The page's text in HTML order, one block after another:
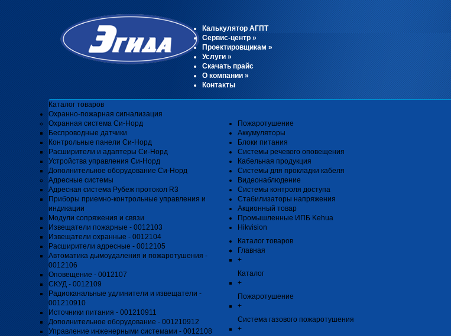
Калькулятор АГПТ
Сервис-центр»
Проектировщикам »
Услуги»
Скачать прайс
О компании»
Контакты
Каталог товаров
Охранно-пожарная сигнализация
Охранная система Си-Норд
Беспроводные датчики
Контрольные панели Си-Норд
Расширители и адаптеры Си-Норд
Устройства управления Си-Норд
Дополнительное оборудование Си-Норд
Адресные системы
Адресная система Рубеж протокол R3
Приборы приемно-контрольные управления и
индикации
Модули сопряжения и связи
Извещатели пожарные - 0012103
Извещатели охранные - 0012104
Расширители адресные - 0012105
Автоматика дымоудаления и пожаротушения -
0012106
Оповещение - 0012107
СКУД - 0012109
Радиоканальные удлинители и извещатели -
001210910
Источники питания - 001210911
Дополнительное оборудование - 001210912
Управление инженерными системами - 0012108
Пожаротушение
Аккумуляторы
Блоки питания
Системы речевого оповещения
Кабельная продукция
Системы для прокладки кабеля
Видеонаблюдение
Системы контроля доступа
Стабилизаторы напряжения
Акционный товар
Промышленные ИПБ Kehua
Hikvision
Каталог товаров
Главная
+
Каталог
+
Пожаротушение
+
Система газового пожаротушения
+